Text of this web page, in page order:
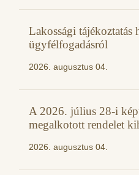
Lakossági tájékoztatás
ügyfélfogadásról
2026. augusztus 04.
A 2026. július 28-i
megalkotott rendelet
2026. augusztus 04.